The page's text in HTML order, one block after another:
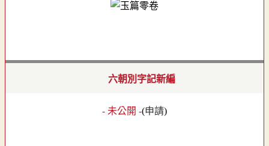
六朝別字記新編
- 未公開 -(申請)